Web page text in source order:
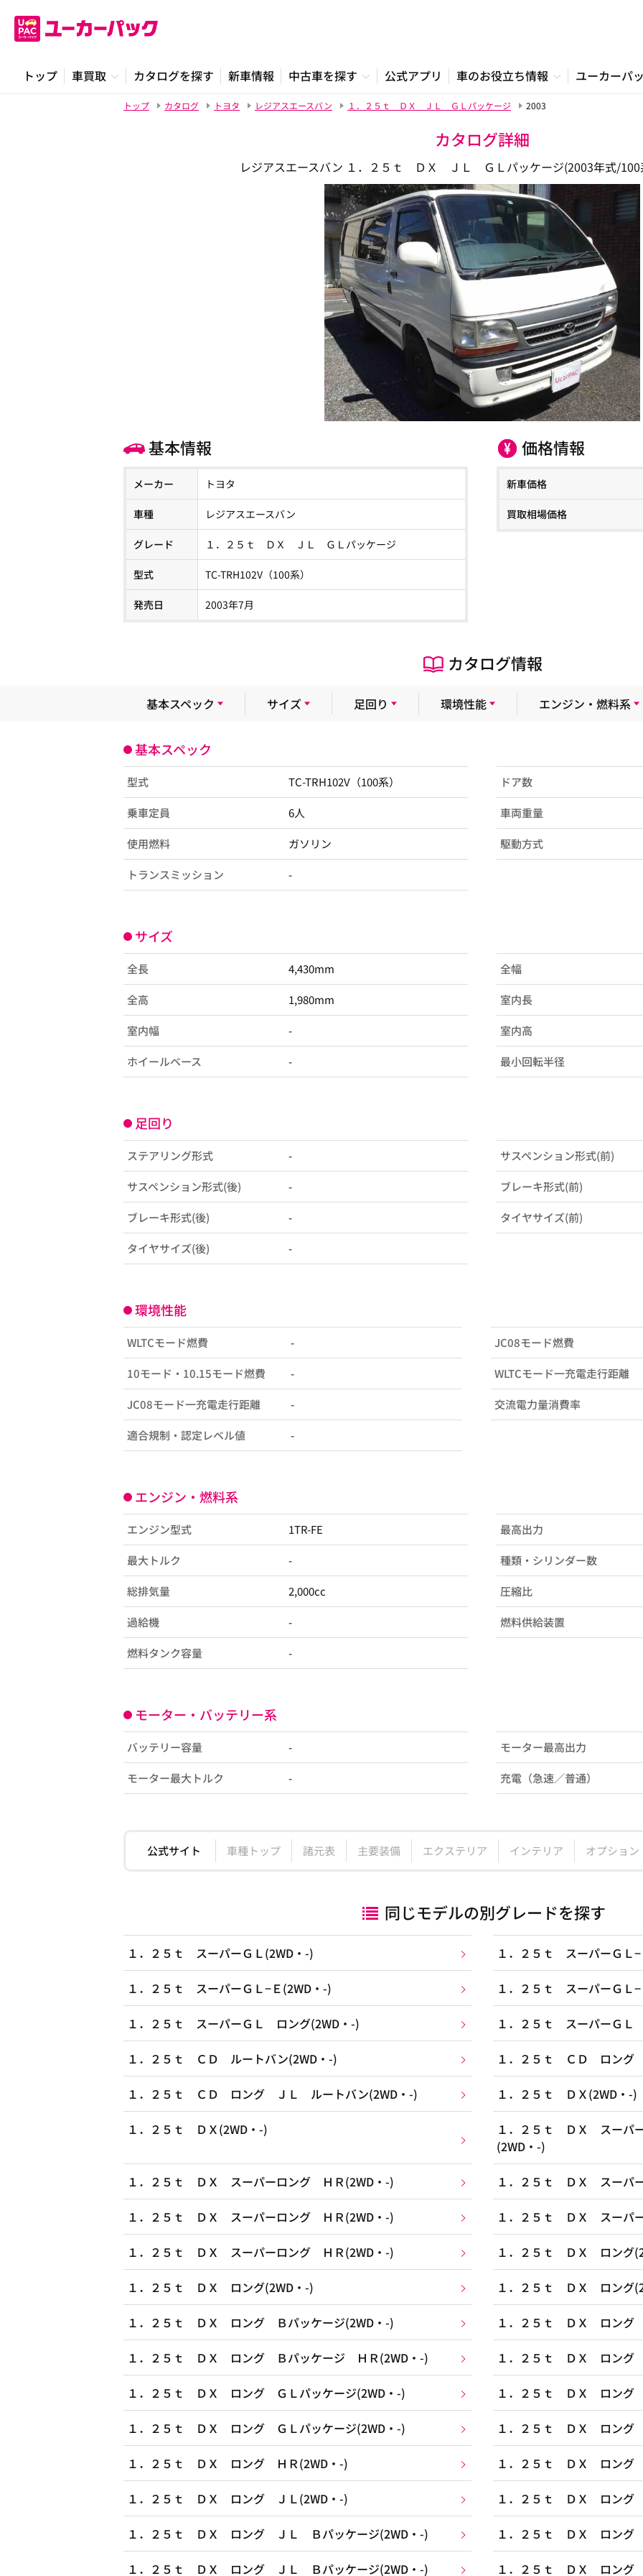
トップ 車買取 カタログを探す 新車情報 中古車を探す 公式アプリ 車のお役立ち情報 ユーカーパ
トップ カタログ トヨタ レジアスエースバン １．２５ｔ ＤＸ ＪＬ ＧＬパッケージ 2003
カタログ詳細
レジアスエースバン １．２５ｔ ＤＸ ＪＬ ＧＬパッケージ(2003年式/100
基本情報
メーカー トヨタ
車種 レジアスエースバン
グレード １．２５ｔ ＤＸ ＪＬ ＧＬパッケージ
型式 TC-TRH102V（100系）
発売日 2003年7月
価格情報
新車価格
買取相場価格
カタログ情報
基本スペック サイズ 足回り 環境性能 エンジン・燃料系
基本スペック
型式 TC-TRH102V（100系） ドア数
乗車定員 6人 車両重量
使用燃料 ガソリン 駆動方式
トランスミッション -
サイズ
全長 4,430mm 全幅
全高 1,980mm 室内長
室内幅 - 室内高
ホイールベース - 最小回転半径
足回り
ステアリング形式 - サスペンション形式(前)
サスペンション形式(後) - ブレーキ形式(前)
ブレーキ形式(後) - タイヤサイズ(前)
タイヤサイズ(後) -
環境性能
WLTCモード燃費 - JC08モード燃費
10モード・10.15モード燃費 - WLTCモード一充電走行距離
JC08モード一充電走行距離 - 交流電力量消費率
適合規制・認定レベル値 -
エンジン・燃料系
エンジン型式 1TR-FE 最高出力
最大トルク - 種類・シリンダー数
総排気量 2,000cc 圧縮比
過給機 - 燃料供給装置
燃料タンク容量 -
モーター・バッテリー系
バッテリー容量 - モーター最高出力
モーター最大トルク - 充電（急速／普通）
公式サイト 車種トップ 諸元表 主要装備 エクステリア インテリア オプション
同じモデルの別グレードを探す
１．２５ｔ スーパーＧＬ(2WD・-) １．２５ｔ スーパーＧＬ−
１．２５ｔ スーパーＧＬ−Ｅ(2WD・-) １．２５ｔ スーパーＧＬ−
１．２５ｔ スーパーＧＬ ロング(2WD・-) １．２５ｔ スーパーＧ
１．２５ｔ ＣＤ ルートバン(2WD・-) １．２５ｔ ＣＤ ロング
１．２５ｔ ＣＤ ロング ＪＬ ルートバン(2WD・-) １．２５ｔ ＤＸ(2WD・-)
１．２５ｔ ＤＸ(2WD・-)
１．２５ｔ ＤＸ スーパ
(2WD・-)
１．２５ｔ ＤＸ スーパーロング ＨＲ(2WD・-) １．２５ｔ ＤＸ スーパ
１．２５ｔ ＤＸ スーパーロング ＨＲ(2WD・-) １．２５ｔ ＤＸ スーパ
１．２５ｔ ＤＸ スーパーロング ＨＲ(2WD・-) １．２５ｔ ＤＸ ロング
１．２５ｔ ＤＸ ロング(2WD・-) １．２５ｔ ＤＸ ロング
１．２５ｔ ＤＸ ロング Ｂパッケージ(2WD・-) １．２５ｔ ＤＸ ロング
１．２５ｔ ＤＸ ロング Ｂパッケージ ＨＲ(2WD・-) １．２５ｔ ＤＸ ロング
１．２５ｔ ＤＸ ロング ＧＬパッケージ(2WD・-) １．２５ｔ ＤＸ ロング
１．２５ｔ ＤＸ ロング ＧＬパッケージ(2WD・-) １．２５ｔ ＤＸ ロング
１．２５ｔ ＤＸ ロング ＨＲ(2WD・-) １．２５ｔ ＤＸ ロング
１．２５ｔ ＤＸ ロング ＪＬ(2WD・-) １．２５ｔ ＤＸ ロング
１．２５ｔ ＤＸ ロング ＪＬ Ｂパッケージ(2WD・-) １．２５ｔ ＤＸ ロング
１．２５ｔ ＤＸ ロング ＪＬ Ｂパッケージ(2WD・-) １．２５ｔ ＤＸ ロング